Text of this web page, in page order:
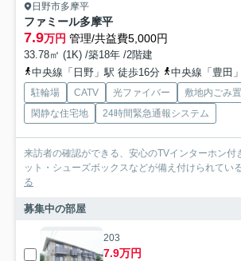
日野市多摩平
ファミール多摩平
7.9万円 管理/共益費5,000円
33.78㎡ (1K) /築18年 /2階建
中央線「日野」駅 徒歩16分
中央線「豊田
駐輪場 CATV 光ファイバー
敷地内ごみ
閑静な住宅地
24時間緊急通報システム
来訪者の確認ができる、安心のTVインターホン付
ット・シューズボックスなどが備え付けられてい
る
募集中の部屋
203
7.9万円